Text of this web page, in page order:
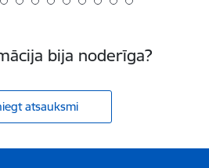
bija noderīga?
atsauksmi